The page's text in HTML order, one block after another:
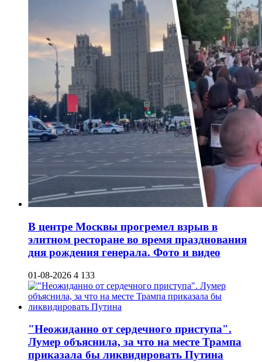
В центре Москвы прогремел взрыв в
элитном ресторане во время празднования
дня рождения генерала. Фото и видео
01-08-2026 4 133
"Неожиданно от сердечного приступа".
Лумер объяснила, за что на месте Трампа
приказала бы ликвидировать Путина